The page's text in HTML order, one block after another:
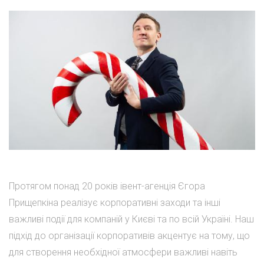
Протягом понад 20 років івент-агенція Єгора
Прищепкіна реалізує корпоративні заходи та інші
важливі події для компаній у Києві та по всій Україні. Наш
підхід до організації корпоративів акцентує на тому, що
для створення необхідної атмосфери важливі навіть